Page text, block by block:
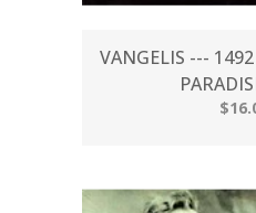
VANGELIS ---